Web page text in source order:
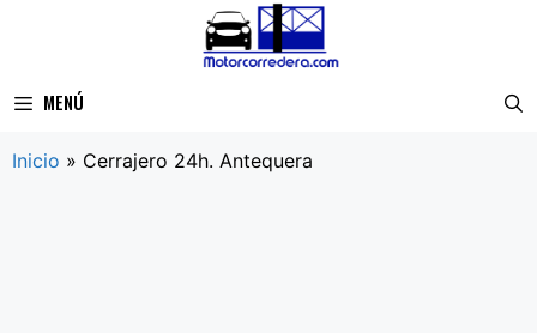
MENÚ
Inicio » Cerrajero 24h. Antequera